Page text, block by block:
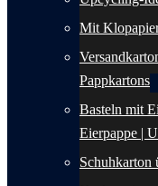
Mit
Pappkartons
Basteln mit
Eierpappe |
Schuhkarton